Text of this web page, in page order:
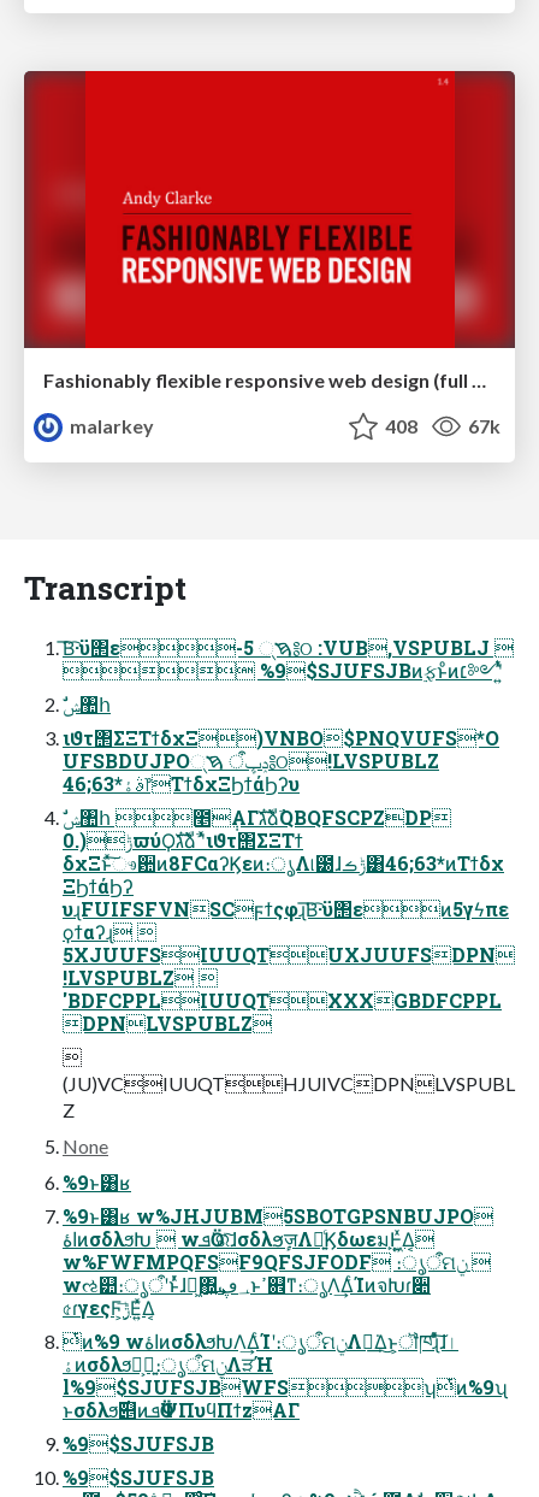
malarkey
408 67k
Transcript
͘͞Β͡·ϋ΢ε-5 ࠇ୍༔ଠ :VUB,VSPUBLJ 
 %9$SJUFSJBͷ࣮ફͱͦͷ׆༻ʹ͍ͭͯ
ࣗݾ঺հ
ιϑτ΢ΣΞΤϯδχΞ)VNBO$PNQVUFS*O
UFSBDUJPOݚڀऀ ࠇ୍༔ଠ!LVSPUBLZ
46;63*ࣄۀ෦ΤϯδχΞϦϯάϦʔυ
ݱ(.0ϖύϘגࣜձࣾ ʹͯιϑτ΢ΣΞΤϯ
δχΞͱͯ͠ෳ਺ͷ8FCαʔϏεͷ։ൃΛ୲౰ɺݱࡏ͸46;63*ͷΤϯδχ
ΞϦϯάϦʔ
υɻFUIFSFVNSCϝϯςφɻ͘͞Β͡·ϋ΢εͷ5γϟπε
ϙϯαʔɻ 
5XJUUFSIUUQTUXJUUFSDPN
!LVSPUBLZ 
'BDFCPPLIUUQTXXXGBDFCPPL
DPNLVSPUBLZ

(JU)VCIUUQTHJUIVCDPNLVSPUBL
Z
None
%9ͱ͸ʁ
%9ͱ͸ʁ w%JHJUBM5SBOTGPSNBUJPO
اۀͷσδλϧԽ  wܦӦʹରͯ͠ɺσδλϧٕज़Λ༻͍ͨϏδωεมֵ͕Ͱ͖͍ͯΔ͔
w%FWFMPQFSF9QFSJFODF ։ൃऀମݧ 
wઌ୺։ൃऀʹͱͬͯɺಇ͖΍͍͢؀ڥͱߴ଎ͳ։ൃΛ͢ΔͨΊͷจԽɾ૊
৫ɾγεςϜ͕࣮ݱ͞Ε͍ͯΔ͔
ͭͷ%9 wاۀͷσδλϧԽΛ͢ΔͨΊʹ։ൃऀମݧΛྑ͘͢Δ͜ͱ͕ॏཁɻͦͯ͠ɺا
ۀͷσδλϧԽ͕ྑ͍։ൃऀମݧΛੜΉ
l%9$SJUFSJBWFSʮͭͷ%9ʯ
ͱσδλϧ࣌୅ͷܦӦ︎︎ΨΠυϥΠϯzΑΓ
%9$SJUFSJB
%9$SJUFSJB